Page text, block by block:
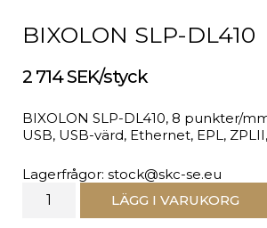
BIXOLON SLP-DL410
2 714 SEK/styck
BIXOLON SLP-DL410, 8 punkter/
USB, USB-värd, Ethernet, EPL,
Lagerfrågor: stock@skc-se.eu
LÄGG I VARUKORG